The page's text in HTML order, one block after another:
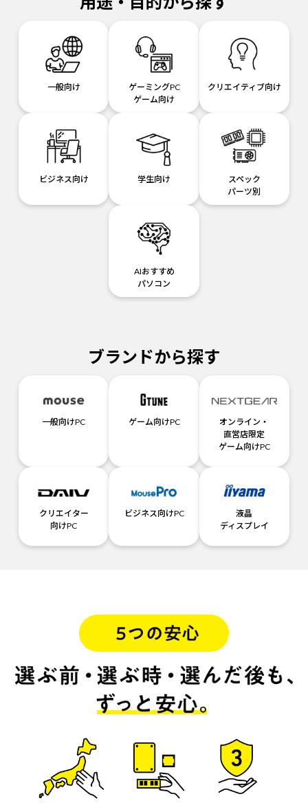
一般向け
ゲーミングPC
ゲーム向け
クリエイティブ向け
ビジネス向け 学生向け
スペック
パーツ別
AIおすすめ
パソコン
ブランドから探す
一般向けPC ゲーム向けPC
オンライン・
直営店限定
ゲーム向けPC
クリエイター
向けPC
ビジネス向けPC
液晶
ディスプレイ